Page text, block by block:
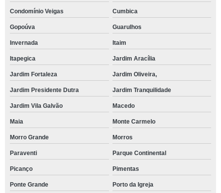
Condomínio Veigas Cumbica
Gopoúva Guarulhos
Invernada Itaim
Itapegica Jardim Aracília
Jardim Fortaleza Jardim Oliveira,
Jardim Presidente Dutra Jardim Tranquilidade
Jardim Vila Galvão Macedo
Maia Monte Carmelo
Morro Grande Morros
Paraventi Parque Continental
Picanço Pimentas
Ponte Grande Porto da Igreja